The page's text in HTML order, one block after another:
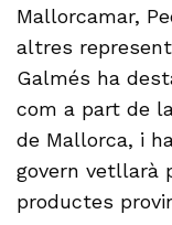
Mallorcamar,
altres
Galmés ha
com a part de
de Mallorca, i
govern vetllarà
productes